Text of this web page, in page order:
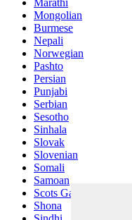
Mongolian
Burmese
Nepali
Norwegian
Pashto
Persian
Punjabi
Serbian
Sesotho
Sinhala
Slovak
Slovenian
Somali
Samoan
Scots Gaelic
Shona